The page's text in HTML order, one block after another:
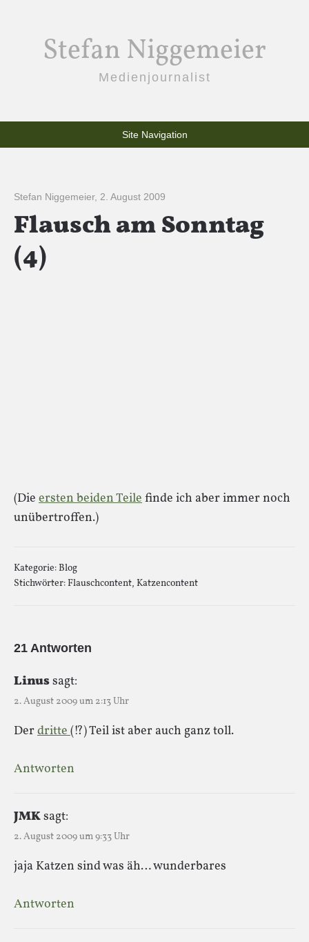
Stefan Niggemeier
Medienjournalist
Site Navigation
Stefan Niggemeier, 2. August 2009
Flausch am Sonntag
(4)
(Die ersten beiden Teilefinde ich aber immer noch
unübertroffen.)
Kategorie:Blog
Stichwörter:Flauschcontent, Katzencontent
21 Antworten
Linussagt:
2. August 2009 um 2:13 Uhr
Der dritte(!?) Teil ist aber auch ganz toll.
Antworten
JMKsagt:
2. August 2009 um 9:33 Uhr
jaja Katzen sind was äh… wunderbares
Antworten